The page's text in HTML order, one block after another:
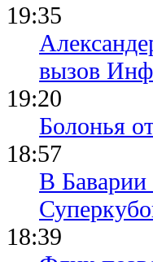
19:35
вызов
19:20
Болонья
18:57
В Баварии
18:39